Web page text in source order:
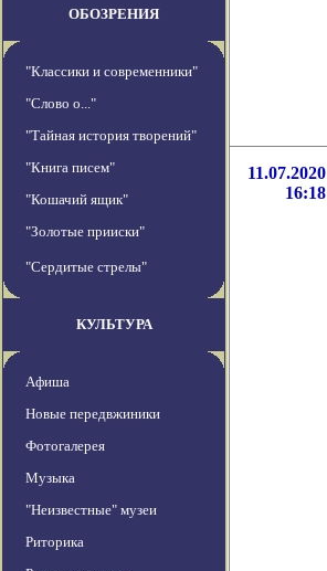
ОБОЗРЕНИЯ
"Классики и современники"
"Слово о..."
"Тайная история творений"
"Книга писем"
"Кошачий ящик"
"Золотые прииски"
"Сердитые стрелы"
КУЛЬТУРА
Афиша
Новые передвжиники
Фотогалерея
Музыка
"Неизвестные" музеи
Риторика
11.07.2020
16:18